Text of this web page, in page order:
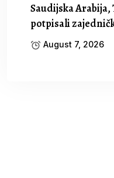
Saudijska
potpisali
August 7, 2026